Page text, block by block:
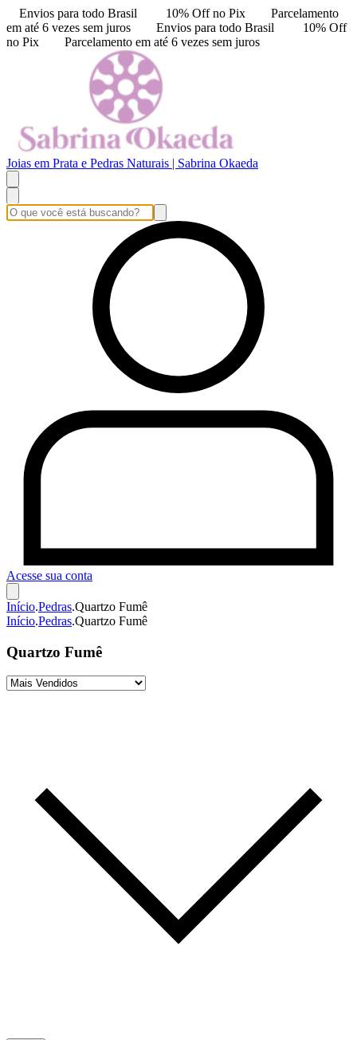
Envios para todo Brasil 10% Off no Pix
Parcelamento
em até 6 vezes sem juros
Envios para todo Brasil
10% Off
no Pix
Parcelamento em até 6 vezes sem juros
Joias em Prata e Pedras Naturais | Sabrina Okaeda
Acesse sua conta
Início.Pedras.Quartzo Fumê
Início.Pedras.Quartzo Fumê
Quartzo Fumê